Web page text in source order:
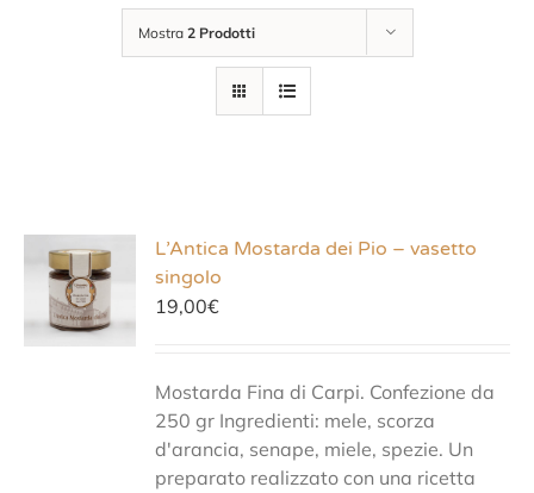
Mostra 2 Prodotti
L’Antica Mostarda dei Pio – vasetto
singolo
19,00€
Mostarda Fina di Carpi. Confezione da
250 gr Ingredienti: mele, scorza
d'arancia, senape, miele, spezie. Un
preparato realizzato con una ricetta